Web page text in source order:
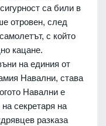
са били в
отровен, след
с който
кацане.
на единия от
Навални, става
Навални е
секретаря на
разказа